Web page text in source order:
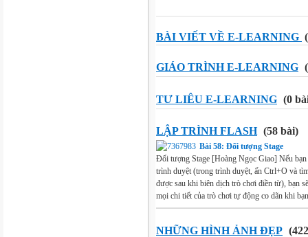
BÀI VIẾT VỀ E-LEARNING
GIÁO TRÌNH E-LEARNING
TƯ LIÊU E-LEARNING (0
LẬP TRÌNH FLASH (58 bài)
Bài 58: Đối tượng Stage
Đối tượng Stage [Hoàng Ngọc Giao] Nếu
trình duyệt (trong trình duyệt, ấn Ctrl+O và
được sau khi biên dịch trò chơi điền từ), bạn
mọi chi tiết của trò chơi tự động co dãn khi
NHỮNG HÌNH ẢNH ĐẸP